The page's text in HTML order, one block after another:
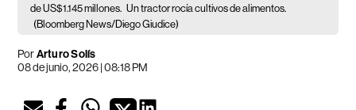
de US$1.145 millones. Un tractor rocía cultivos de alimentos.
(Bloomberg News/Diego Giudice)
PorArturo Solís
08 de junio, 2026 | 08:18 PM